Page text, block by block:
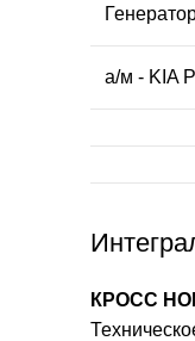
а/м - KIA
КРОСС